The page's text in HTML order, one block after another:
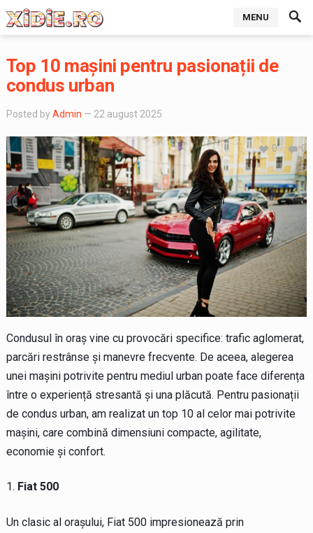
MENU
Top 10 mașini pentru pasionații de
condus urban
Posted by Admin — 22 august 2025
0
0
Condusul în oraș vine cu provocări specifice: trafic aglomerat,
parcări restrânse și manevre frecvente. De aceea, alegerea
unei mașini potrivite pentru mediul urban poate face diferența
între o experiență stresantă și una plăcută. Pentru pasionații
de condus urban, am realizat un top 10 al celor mai potrivite
mașini, care combină dimensiuni compacte, agilitate,
economie și confort.
Fiat 500
Un clasic al orașului, Fiat 500 impresionează prin